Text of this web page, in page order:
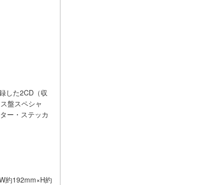
した2CD（収
盤スペシャ
ー・ステッカ
約192mm×H約